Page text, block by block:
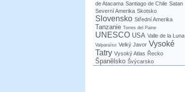
de Atacama Santiago de Chile Satan
Severní Amerika Skotsko
Slovensko Střední Amerika
Tanzanie Torres del Paine
UNESCO USA Valle de la Luna
Valparaíso Velký Javor Vysoké
Tatry Vysoký Atlas Řecko
Španělsko Švýcarsko